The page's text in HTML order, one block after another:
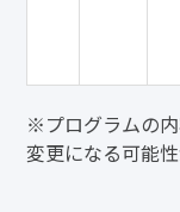
※プログラムの
変更になる可能性